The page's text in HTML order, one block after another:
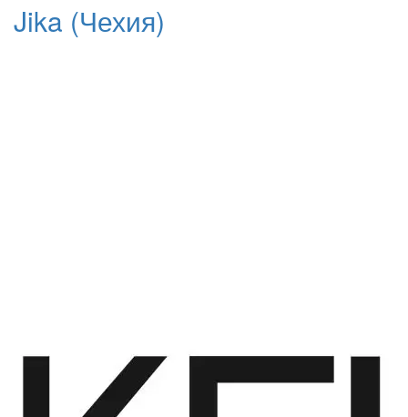
Jika (Чехия)